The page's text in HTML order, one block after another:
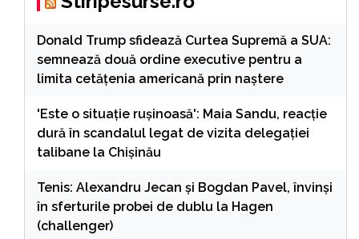
Donald Trump sfidează Curtea Supremă a SUA:
semnează două ordine executive pentru a
limita cetățenia americană prin naștere
'Este o situație rușinoasă': Maia Sandu, reacție
dură în scandalul legat de vizita delegației
talibane la Chișinău
Tenis: Alexandru Jecan şi Bogdan Pavel, învinşi
în sferturile probei de dublu la Hagen
(challenger)